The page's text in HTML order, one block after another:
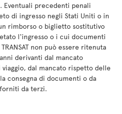
Eventuali precedenti penali
di ingresso negli Stati Uniti o in
rimborso o biglietto sostitutivo
l'ingresso o i cui documenti
non può essere ritenuta
derivanti dal mancato
dal mancato rispetto delle
consegna di documenti o da
da terzi.